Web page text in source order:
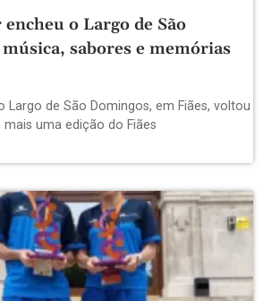
encheu o Largo de São
sabores e memórias
Largo de São Domingos, em Fiães, voltou
uma edição do Fiães